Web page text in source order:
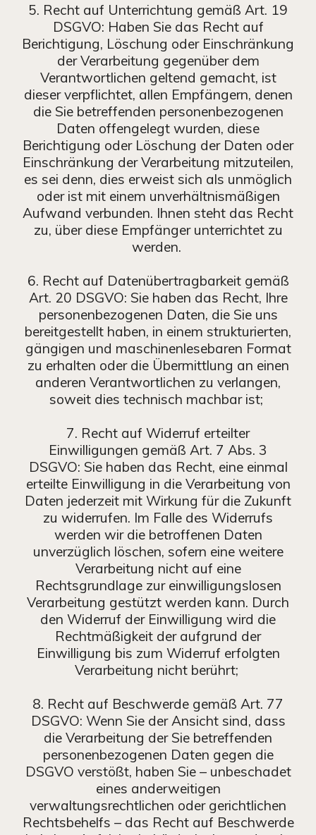
5. Recht auf Unterrichtung gemäß Art. 19
DSGVO: Haben Sie das Recht auf
Berichtigung, Löschung oder Einschränkung
der Verarbeitung gegenüber dem
Verantwortlichen geltend gemacht, ist
dieser verpflichtet, allen Empfängern, denen
die Sie betreffenden personenbezogenen
Daten offengelegt wurden, diese
Berichtigung oder Löschung der Daten oder
Einschränkung der Verarbeitung mitzuteilen,
es sei denn, dies erweist sich als unmöglich
oder ist mit einem unverhältnismäßigen
Aufwand verbunden. Ihnen steht das Recht
zu, über diese Empfänger unterrichtet zu
werden.
6. Recht auf Datenübertragbarkeit gemäß
Art. 20 DSGVO: Sie haben das Recht, Ihre
personenbezogenen Daten, die Sie uns
bereitgestellt haben, in einem strukturierten,
gängigen und maschinenlesebaren Format
zu erhalten oder die Übermittlung an einen
anderen Verantwortlichen zu verlangen,
soweit dies technisch machbar ist;
7. Recht auf Widerruf erteilter
Einwilligungen gemäß Art. 7 Abs. 3
DSGVO: Sie haben das Recht, eine einmal
erteilte Einwilligung in die Verarbeitung von
Daten jederzeit mit Wirkung für die Zukunft
zu widerrufen. Im Falle des Widerrufs
werden wir die betroffenen Daten
unverzüglich löschen, sofern eine weitere
Verarbeitung nicht auf eine
Rechtsgrundlage zur einwilligungslosen
Verarbeitung gestützt werden kann. Durch
den Widerruf der Einwilligung wird die
Rechtmäßigkeit der aufgrund der
Einwilligung bis zum Widerruf erfolgten
Verarbeitung nicht berührt;
8. Recht auf Beschwerde gemäß Art. 77
DSGVO: Wenn Sie der Ansicht sind, dass
die Verarbeitung der Sie betreffenden
personenbezogenen Daten gegen die
DSGVO verstößt, haben Sie – unbeschadet
eines anderweitigen
verwaltungsrechtlichen oder gerichtlichen
Rechtsbehelfs – das Recht auf Beschwerde